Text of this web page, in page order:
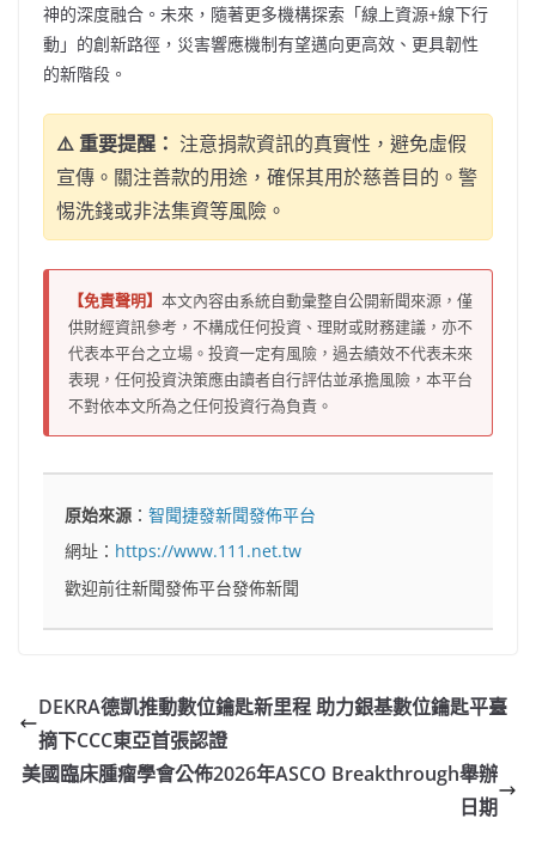
神的深度融合。未來，隨著更多機構探索「線上資源+線下行
動」的創新路徑，災害響應機制有望邁向更高效、更具韌性
的新階段。
⚠️ 重要提醒： 注意捐款資訊的真實性，避免虛假
宣傳。關注善款的用途，確保其用於慈善目的。警
惕洗錢或非法集資等風險。
【免責聲明】 本文內容由系統自動彙整自公開新聞來源，僅
供財經資訊參考，不構成任何投資、理財或財務建議，亦不
代表本平台之立場。投資一定有風險，過去績效不代表未來
表現，任何投資決策應由讀者自行評估並承擔風險，本平台
不對依本文所為之任何投資行為負責。
原始來源 ：智聞捷發新聞發佈平台
網址： https://www.111.net.tw
歡迎前往新聞發佈平台發佈新聞
DEKRA德凱推動數位鑰匙新里程 助力銀基數位鑰匙平臺
摘下CCC東亞首張認證
美國臨床腫瘤學會公佈2026年ASCO Breakthrough舉辦
日期